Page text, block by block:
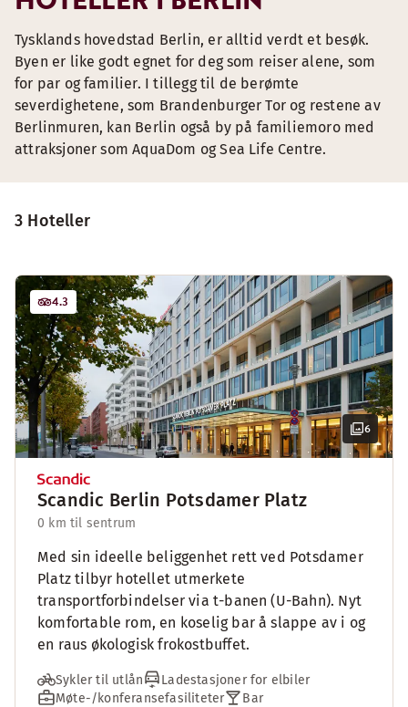
3 Hoteller
6
4.3
Scandic Berlin Potsdamer Platz
0 km til sentrum
Med sin ideelle beliggenhet rett ved Potsdamer
Platz tilbyr hotellet utmerkete
transportforbindelser via t-banen (U-Bahn). Nyt
komfortable rom, en koselig bar å slappe av i og
en raus økologisk frokostbuffet.
Sykler til utlån
Ladestasjoner for elbiler
Møte-/konferansefasiliteter
Bar
Tysklands hovedstad Berlin, er alltid verdt et besøk.
Byen er like godt egnet for deg som reiser alene, som
for par og familier. I tillegg til de berømte
severdighetene, som Brandenburger Tor og restene av
Berlinmuren, kan Berlin også by på familiemoro med
attraksjoner som AquaDom og Sea Life Centre.